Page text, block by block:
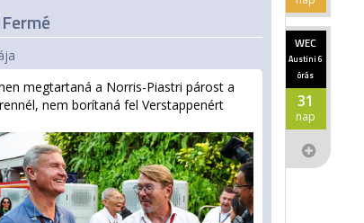
WEC
Austini 6
órás
31
nap
megtartaná a Norris-Piastri párost a
nem borítaná fel Verstappenért